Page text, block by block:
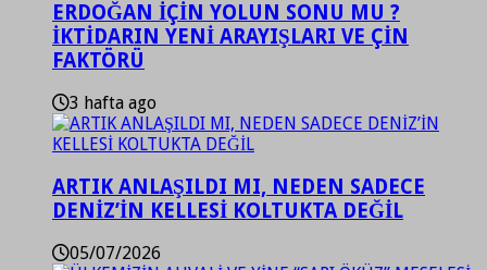
ERDOĞAN İÇİN YOLUN SONU MU ?
İKTİDARIN YENİ ARAYIŞLARI VE ÇİN
FAKTÖRÜ
3 hafta ago
ARTIK ANLAŞILDI MI, NEDEN SADECE
DENİZ’İN KELLESİ KOLTUKTA DEĞİL
05/07/2026